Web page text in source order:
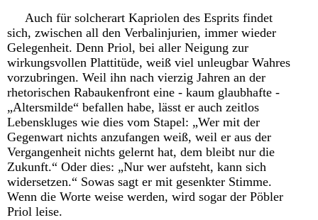
Auch für solcherart Kapriolen des Esprits findet
sich, zwischen all den Verbalinjurien, immer wieder
Gelegenheit. Denn Priol, bei aller Neigung zur
wirkungsvollen Plattitüde, weiß viel unleugbar Wahres
vorzubringen. Weil ihn nach vierzig Jahren an der
rhetorischen Rabaukenfront eine - kaum glaubhafte -
„Altersmilde“ befallen habe, lässt er auch zeitlos
Lebenskluges wie dies vom Stapel: „Wer mit der
Gegenwart nichts anzufangen weiß, weil er aus der
Vergangenheit nichts gelernt hat, dem bleibt nur die
Zukunft.“ Oder dies: „Nur wer aufsteht, kann sich
widersetzen.“ Sowas sagt er mit gesenkter Stimme.
Wenn die Worte weise werden, wird sogar der Pöbler
Priol leise.